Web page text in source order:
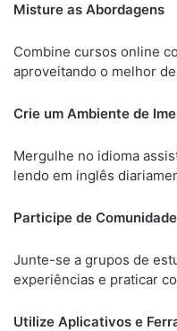
Misture as Abordagens
Combine cursos online
aproveitando o melhor
Crie um Ambiente de
Mergulhe no idioma
lendo em inglês
Participe de
Junte-se a grupos de
experiências e praticar
Utilize Aplicativos e